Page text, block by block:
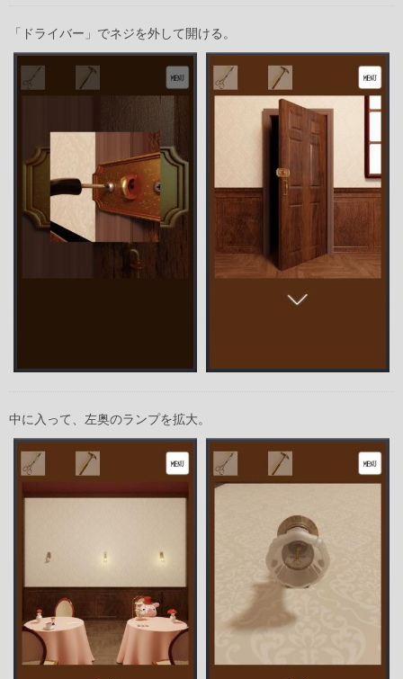
「ドライバー」でネジを外して開ける。
中に入って、左奥のランプを拡大。